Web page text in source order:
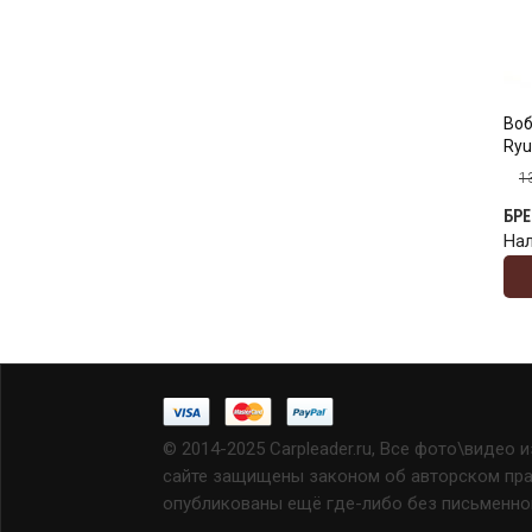
© 2014-2025 Carpleader.ru, Все фото\видео
сайте защищены законом об авторском
опубликованы ещё где-либо без